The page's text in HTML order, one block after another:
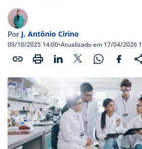
Por J. Antônio Cirino
09/10/2025 14:00•Atualizado em 17/04/2026